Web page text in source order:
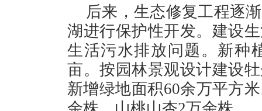
后来，生态修复工程逐
湖进行保护性开发。建设
生活污水排放问题。新种
亩。按园林景观设计建设
新增绿地面积60余万平方